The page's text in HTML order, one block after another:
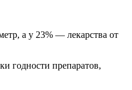
а у 23% — лекарства от
годности препаратов,